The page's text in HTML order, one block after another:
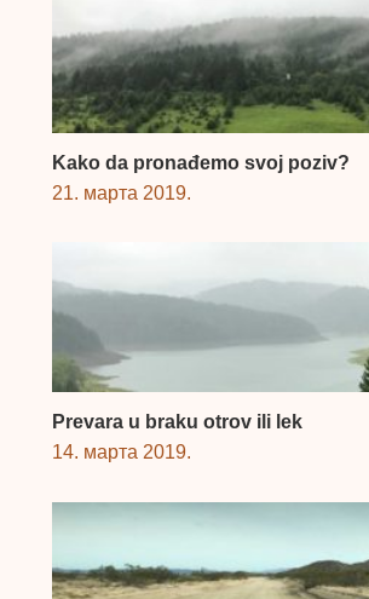
Kako da pronađemo svoj poziv?
21. марта 2019.
Prevara u braku otrov ili lek
14. марта 2019.